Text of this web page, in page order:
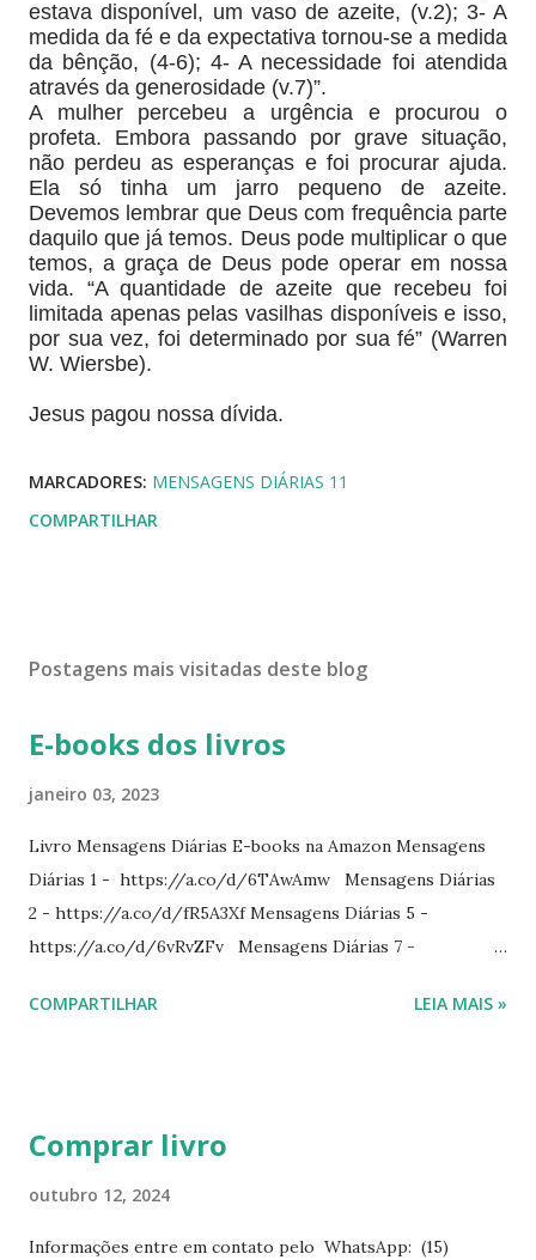
estava disponível, um vaso de azeite, (v.2); 3- A
medida da fé e da expectativa tornou-se a medida
da bênção, (4-6); 4- A necessidade foi atendida
através da generosidade (v.7)”.
A mulher percebeu a urgência e procurou o
profeta. Embora passando por grave situação,
não perdeu as esperanças e foi procurar ajuda.
Ela só tinha um jarro pequeno de azeite.
Devemos lembrar que Deus com frequência parte
daquilo que já temos. Deus pode multiplicar o que
temos, a graça de Deus pode operar em nossa
vida. “A quantidade de azeite que recebeu foi
limitada apenas pelas vasilhas disponíveis e isso,
por sua vez, foi determinado por sua fé” (Warren
W. Wiersbe).
Jesus pagou nossa dívida.
MARCADORES: MENSAGENS DIÁRIAS 11
COMPARTILHAR
Postagens mais visitadas deste blog
E-books dos livros
janeiro 03, 2023
Livro Mensagens Diárias E-books na Amazon Mensagens
Diárias 1 - https://a.co/d/6TAwAmw Mensagens Diárias
2 - https://a.co/d/fR5A3Xf Mensagens Diárias 5 -
https://a.co/d/6vRvZFv Mensagens Diárias 7 -
https://a.co/d/h4iP1oj Mensagens Diárias 10 -
Mensagens Diárias 4 -
mensagens diárias traz uma meditação para cada dia do
COMPARTILHAR LEIA MAIS »
Comprar livro
outubro 12, 2024
Informações entre em contato pelo WhatsApp: (15)